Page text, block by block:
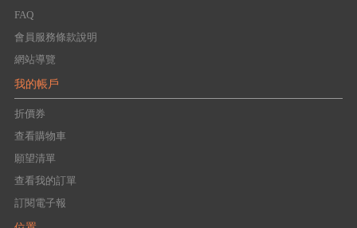
FAQ
會員服務條款說明
網站導覽
我的帳戶
折價券
查看購物車
願望清單
查看我的訂單
訂閱電子報